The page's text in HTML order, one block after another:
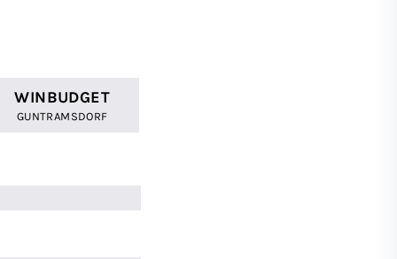
WINBUDGET
GUNTRAMSDORF